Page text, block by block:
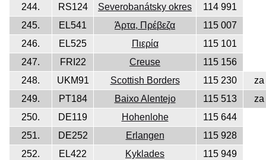
244.
RS124 Severobanátsky okres
114 991
245.
EL541 Άρτα, Πρέβεζα
115 007
246.
EL525 Πιερία
115 101
247.
FRI22 Creuse
115 156
248.
UKM91 Scottish Borders 115 230
za
249.
PT184 Baixo Alentejo 115 513
za
250.
DE119 Hohenlohe
115 644
251.
DE252 Erlangen
115 928
252.
EL422 Kyklades
115 949